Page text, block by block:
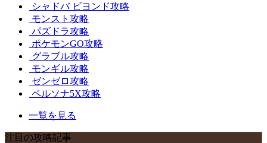
シャドバ ビヨンド攻略
モンスト攻略
パズドラ攻略
ポケモンGO攻略
グラブル攻略
モンギル攻略
ゼンゼロ攻略
ペルソナ5X攻略
一覧を見る
注目の攻略記事